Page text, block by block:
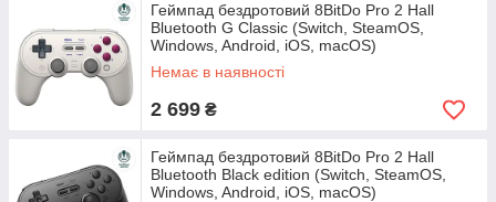
Геймпад бездротовий 8BitDo Pro 2 Hall
Bluetooth G Classic (Switch, SteamOS,
Windows, Android, iOS, macOS)
Немає в наявності
2 699 ₴
Геймпад бездротовий 8BitDo Pro 2 Hall
Bluetooth Black edition (Switch, SteamOS,
Windows, Android, iOS, macOS)